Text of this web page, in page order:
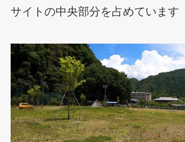
サイトの中央部分を占めています